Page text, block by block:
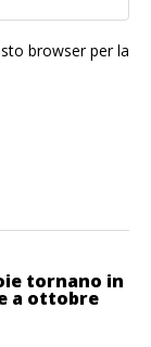
browser per la
tornano in
a ottobre